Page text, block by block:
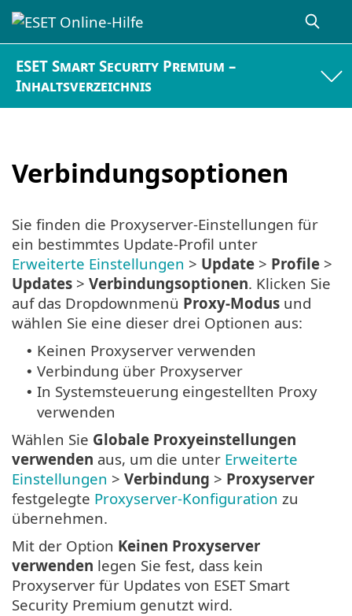
ESET Smart Security Premium –
Inhaltsverzeichnis
Verbindungsoptionen
Sie finden die Proxyserver-Einstellungen für
ein bestimmtes Update-Profil unter
Erweiterte Einstellungen > Update > Profile >
Updates > Verbindungsoptionen. Klicken Sie
auf das Dropdownmenü Proxy-Modus und
wählen Sie eine dieser drei Optionen aus:
• Keinen Proxyserver verwenden
• Verbindung über Proxyserver
• In Systemsteuerung eingestellten Proxy
verwenden
Wählen Sie Globale Proxyeinstellungen
verwenden aus, um die unter Erweiterte
Einstellungen > Verbindung > Proxyserver
festgelegte Proxyserver-Konfiguration zu
übernehmen.
Mit der Option Keinen Proxyserver
verwenden legen Sie fest, dass kein
Proxyserver für Updates von ESET Smart
Security Premium genutzt wird.